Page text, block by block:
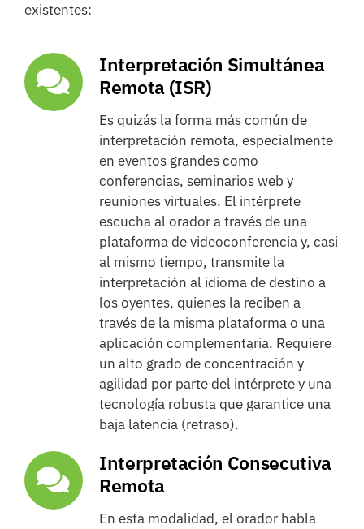
existentes:
Interpretación Simultánea
Remota (ISR)
Es quizás la forma más común de
interpretación remota, especialmente
en eventos grandes como
conferencias, seminarios web y
reuniones virtuales. El intérprete
escucha al orador a través de una
plataforma de videoconferencia y, casi
al mismo tiempo, transmite la
interpretación al idioma de destino a
los oyentes, quienes la reciben a
través de la misma plataforma o una
aplicación complementaria. Requiere
un alto grado de concentración y
agilidad por parte del intérprete y una
tecnología robusta que garantice una
baja latencia (retraso).
Interpretación Consecutiva
Remota
En esta modalidad, el orador habla